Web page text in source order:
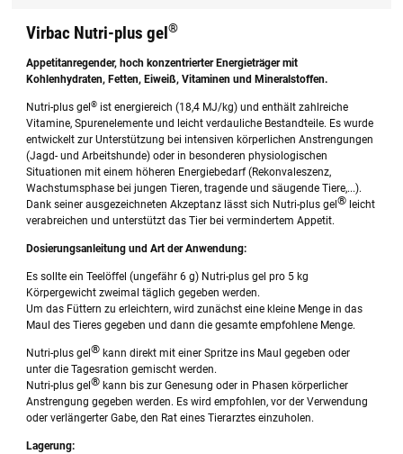
Virbac Nutri-plus gel®
Appetitanregender, hoch konzentrierter Energieträger mit
Kohlenhydraten, Fetten, Eiweiß, Vitaminen und Mineralstoffen.
Nutri-plus gel® ist energiereich (18,4 MJ/kg) und enthält zahlreiche
Vitamine, Spurenelemente und leicht verdauliche Bestandteile. Es wurde
entwickelt zur Unterstützung bei intensiven körperlichen Anstrengungen
(Jagd- und Arbeitshunde) oder in besonderen physiologischen
Situationen mit einem höheren Energiebedarf (Rekonvaleszenz,
Wachstumsphase bei jungen Tieren, tragende und säugende Tiere,...).
Dank seiner ausgezeichneten Akzeptanz lässt sich Nutri-plus gel® leicht
verabreichen und unterstützt das Tier bei vermindertem Appetit.
Dosierungsanleitung und Art der Anwendung:
Es sollte ein Teelöffel (ungefähr 6 g) Nutri-plus gel pro 5 kg
Körpergewicht zweimal täglich gegeben werden.
Um das Füttern zu erleichtern, wird zunächst eine kleine Menge in das
Maul des Tieres gegeben und dann die gesamte empfohlene Menge.
Nutri-plus gel® kann direkt mit einer Spritze ins Maul gegeben oder
unter die Tagesration gemischt werden.
Nutri-plus gel® kann bis zur Genesung oder in Phasen körperlicher
Anstrengung gegeben werden. Es wird empfohlen, vor der Verwendung
oder verlängerter Gabe, den Rat eines Tierarztes einzuholen.
Lagerung: